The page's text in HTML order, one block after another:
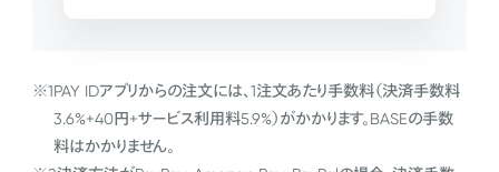
※1PAY IDアプリからの注文には、1注文あたり手数料（決済手数料
3.6%+40円+サービス利用料5.9%）がかかります。BASEの手数
料はかかりません。